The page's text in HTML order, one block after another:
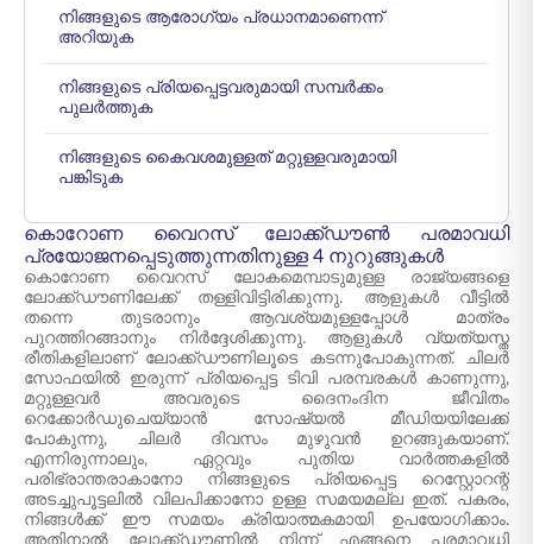
നിങ്ങളുടെ ആരോഗ്യം പ്രധാനമാണെന്ന്
അറിയുക
നിങ്ങളുടെ പ്രിയപ്പെട്ടവരുമായി സമ്പർക്കം
പുലർത്തുക
നിങ്ങളുടെ കൈവശമുള്ളത് മറ്റുള്ളവരുമായി
പങ്കിടുക
കൊറോണ വൈറസ് ലോക്ക്ഡൗൺ പരമാവധി
പ്രയോജനപ്പെടുത്തുന്നതിനുള്ള 4 നുറുങ്ങുകൾ
കൊറോണ വൈറസ് ലോകമെമ്പാടുമുള്ള രാജ്യങ്ങളെ
ലോക്ക്ഡൗണിലേക്ക് തള്ളിവിട്ടിരിക്കുന്നു. ആളുകൾ വീട്ടിൽ
തന്നെ തുടരാനും ആവശ്യമുള്ളപ്പോൾ മാത്രം
പുറത്തിറങ്ങാനും നിർദ്ദേശിക്കുന്നു. ആളുകൾ വ്യത്യസ്ത
രീതികളിലാണ് ലോക്ക്ഡൗണിലൂടെ കടന്നുപോകുന്നത്. ചിലർ
സോഫയിൽ ഇരുന്ന് പ്രിയപ്പെട്ട ടിവി പരമ്പരകൾ കാണുന്നു,
മറ്റുള്ളവർ അവരുടെ ദൈനംദിന ജീവിതം
റെക്കോർഡുചെയ്യാൻ സോഷ്യൽ മീഡിയയിലേക്ക്
പോകുന്നു, ചിലർ ദിവസം മുഴുവൻ ഉറങ്ങുകയാണ്.
എന്നിരുന്നാലും, ഏറ്റവും പുതിയ വാർത്തകളിൽ
പരിഭ്രാന്തരാകാനോ നിങ്ങളുടെ പ്രിയപ്പെട്ട റെസ്റ്റോറന്റ്
അടച്ചുപൂട്ടലിൽ വിലപിക്കാനോ ഉള്ള സമയമല്ല ഇത്. പകരം,
നിങ്ങൾക്ക് ഈ സമയം ക്രിയാത്മകമായി ഉപയോഗിക്കാം.
അതിനാൽ ലോക്ക്ഡൗണിൽ നിന്ന് എങ്ങനെ പരമാവധി